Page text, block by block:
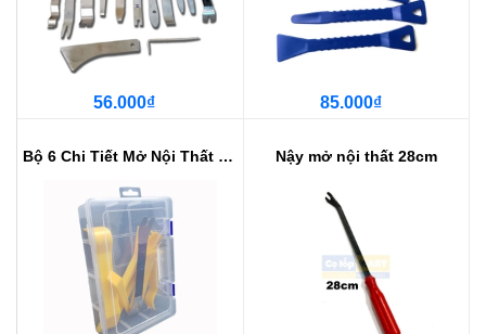
56.000₫ 85.000₫
Bộ 6 Chi Tiết Mở Nội Thất KTM Si... Nậy mở nội thất 28cm